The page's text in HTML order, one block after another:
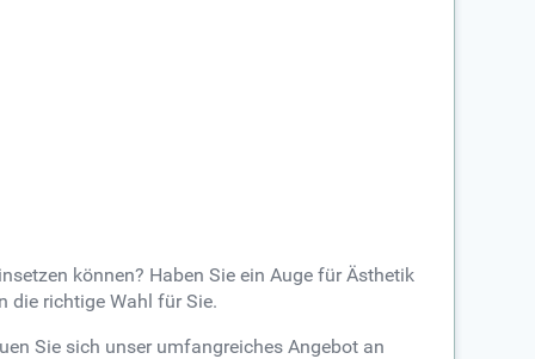
können? Haben Sie ein Auge für Ästhetik
die richtige Wahl für Sie.
Sie sich unser umfangreiches Angebot an